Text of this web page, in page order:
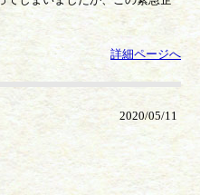
詳細ページへ
2020/05/11